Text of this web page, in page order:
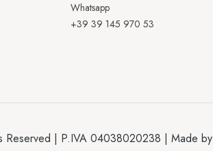
Whatsapp
+39 39 145 970 53
Reserved | P.IVA 04038020238 | Made by